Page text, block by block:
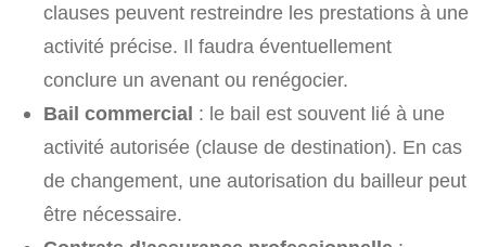
clauses peuvent restreindre les prestations à une
activité précise. Il faudra éventuellement
conclure un avenant ou renégocier.
Bail commercial : le bail est souvent lié à une
activité autorisée (clause de destination). En cas
de changement, une autorisation du bailleur peut
être nécessaire.